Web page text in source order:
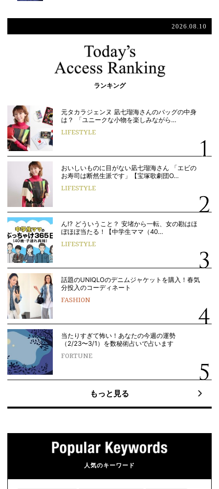
2026.08.10
ランキング
元タカラジェンヌ 凪七瑠海さんのバッグの中身
は？ 「ユニークな小物を楽しみながら…
LIFESTYLE
おいしいものに目がない凪七瑠海さん 「エビの
お寿司は断然生派です」【宝塚歌劇団O…
LIFESTYLE
ん!? どういうこと？ 安堵から一転、女の勘はほ
ぼほぼ当たる！【中学生ママ（40…
LIFESTYLE
話題のUNIQLOのデニムジャケットを購入！春気
分投入のコーディネート
FASHION
当たりすぎて怖い！あなたの今週の運勢
（2/23〜3/1）を数秘術占いで占います
FORTUNE
もっと見る
人気のキーワード